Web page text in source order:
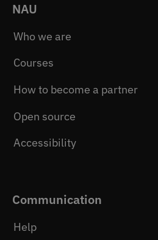
NAU
Who we are
Courses
How to become a partner
Open source
Accessibility
Communication
Help